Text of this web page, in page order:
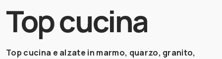
Top cucina
Top cucina e alzate in marmo, quarzo, granito,